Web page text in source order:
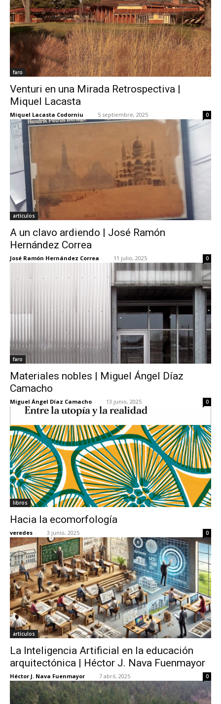
faro
Venturi en una Mirada Retrospectiva |
Miquel Lacasta
Miquel Lacasta Codorniu - 5 septiembre, 2025 0
artículos
A un clavo ardiendo | José Ramón
Hernández Correa
José Ramón Hernández Correa - 11 julio, 2025 0
faro
Materiales nobles | Miguel Ángel Díaz
Camacho
Miguel Ángel Díaz Camacho - 13 junio, 2025 0
libros
Hacia la ecomorfología
veredes - 3 junio, 2025 0
artículos
La Inteligencia Artificial en la educación
arquitectónica | Héctor J. Nava Fuenmayor
Héctor J. Nava Fuenmayor - 7 abril, 2025 0